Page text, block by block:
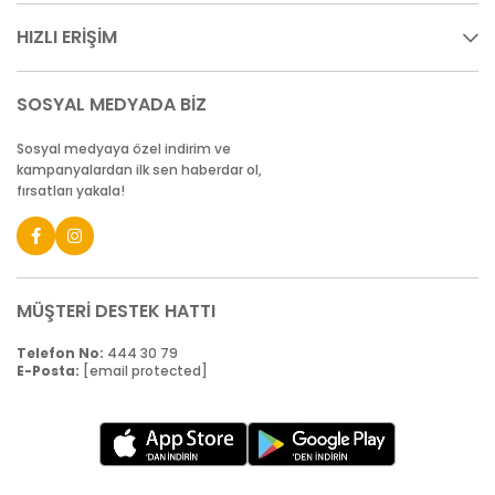
HIZLI ERİŞİM
SOSYAL MEDYADA BİZ
Sosyal medyaya özel indirim ve
kampanyalardan ilk sen haberdar ol,
fırsatları yakala!
MÜŞTERİ DESTEK HATTI
Telefon No: 444 30 79
E-Posta: [email protected]